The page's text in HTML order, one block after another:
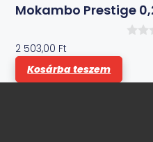
Mokambo Prestige
2 503,00 Ft
Kosárba teszem